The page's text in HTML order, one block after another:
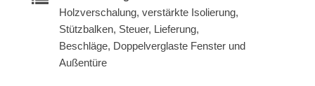
Holzverschalung, verstärkte Isolierung,
Stützbalken, Steuer, Lieferung,
Beschläge, Doppelverglaste Fenster und
Außentüre